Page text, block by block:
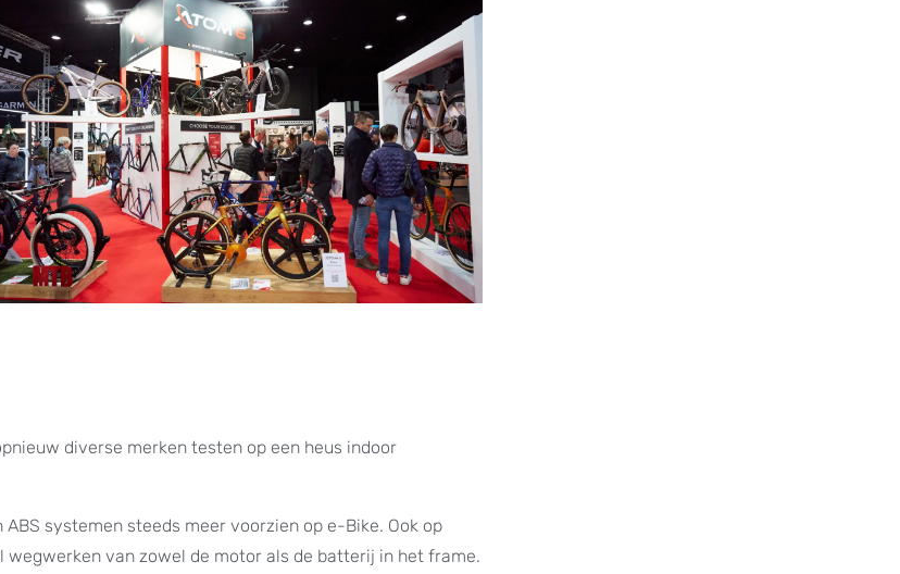
diverse merken testen op een heus indoor
systemen steeds meer voorzien op e-Bike. Ook op
van zowel de motor als de batterij in het frame.